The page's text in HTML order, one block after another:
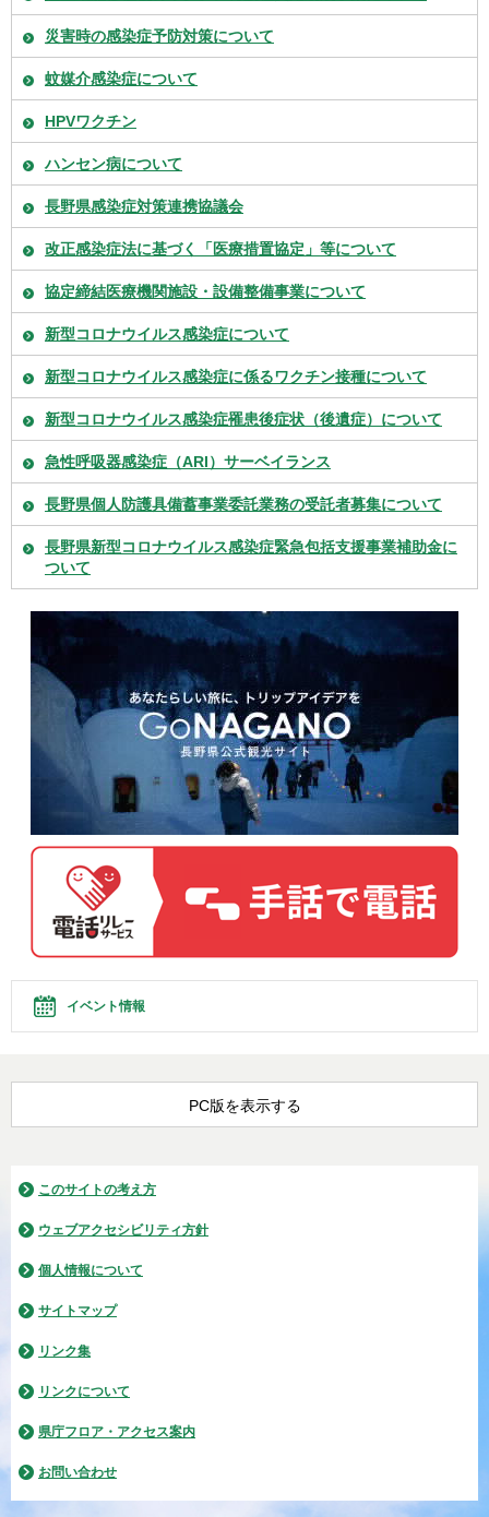
災害時の感染症予防対策について
蚊媒介感染症について
HPVワクチン
ハンセン病について
長野県感染症対策連携協議会
改正感染症法に基づく「医療措置協定」等について
協定締結医療機関施設・設備整備事業について
新型コロナウイルス感染症について
新型コロナウイルス感染症に係るワクチン接種について
新型コロナウイルス感染症罹患後症状（後遺症）について
急性呼吸器感染症（ARI）サーベイランス
長野県個人防護具備蓄事業委託業務の受託者募集について
長野県新型コロナウイルス感染症緊急包括支援事業補助金に
ついて
イベント情報
PC版を表示する
このサイトの考え方
ウェブアクセシビリティ方針
個人情報について
サイトマップ
リンク集
リンクについて
県庁フロア・アクセス案内
お問い合わせ